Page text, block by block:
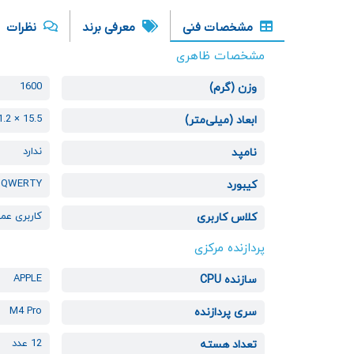
مشخصات فنی معرفی برند نظرات
مشخصات ظاهری
وزن (گرم) 1600
ابعاد (میلی‌متر) 15.5 × 221.2 × 312.6
نامپد ندارد
کیبورد QWERTY
کلاس کاربری کاربری
پردازنده مرکزی
سازنده CPU APPLE
سری پردازنده M4 Pro
تعداد هسته 12 عدد